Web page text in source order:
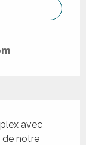
avec
notre